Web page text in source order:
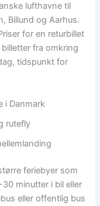
lufthavne til
Billund og Aarhus.
for en returbillet
fra omkring
tidspunkt for
i Danmark
rutefly
feriebyer som
minutter i bil eller
eller offentlig bus